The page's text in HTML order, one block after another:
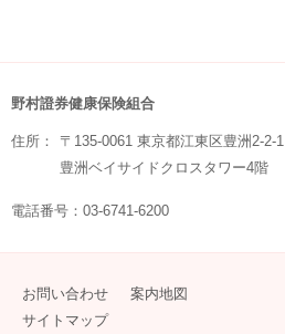
野村證券健康保険組合
住所：
〒135-0061 東京都江東区豊洲2-2-1
豊洲ベイサイドクロスタワー4階
電話番号：03-6741-6200
お問い合わせ
案内地図
サイトマップ